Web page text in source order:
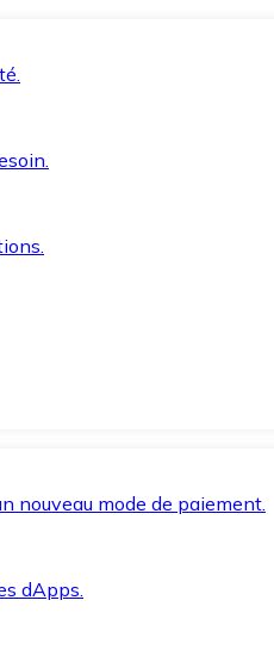
nouveau mode de paiement.
dApps.